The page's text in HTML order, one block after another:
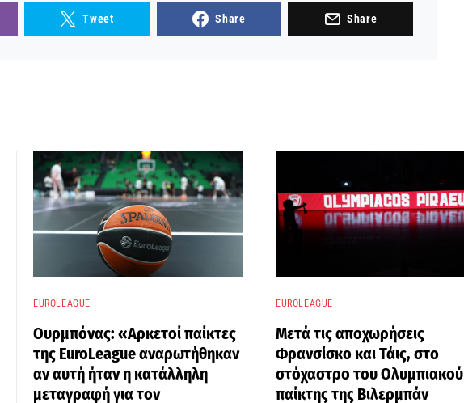
Tweet Share Share
EUROLEAGUE
Ουρμπόνας: «Αρκετοί παίκτες
της EuroLeague αναρωτήθηκαν
αν αυτή ήταν η κατάλληλη
μεταγραφή για τον
EUROLEAGUE
Μετά τις αποχωρήσεις
Φρανσίσκο και Τάις, στο
στόχαστρο του Ολυμπιακού
παίκτης της Βιλερμπάν